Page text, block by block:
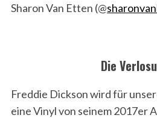
Sharon Van Etten (@
Die
Freddie Dickson wird für
eine Vinyl von seinem 2017er